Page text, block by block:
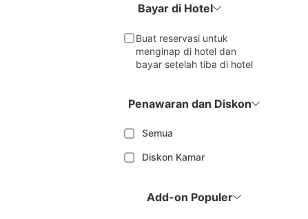
Bayar di Hotel
Buat reservasi untuk
menginap di hotel dan
bayar setelah tiba di hotel
Penawaran dan Diskon
Semua
Diskon Kamar
Add-on Populer